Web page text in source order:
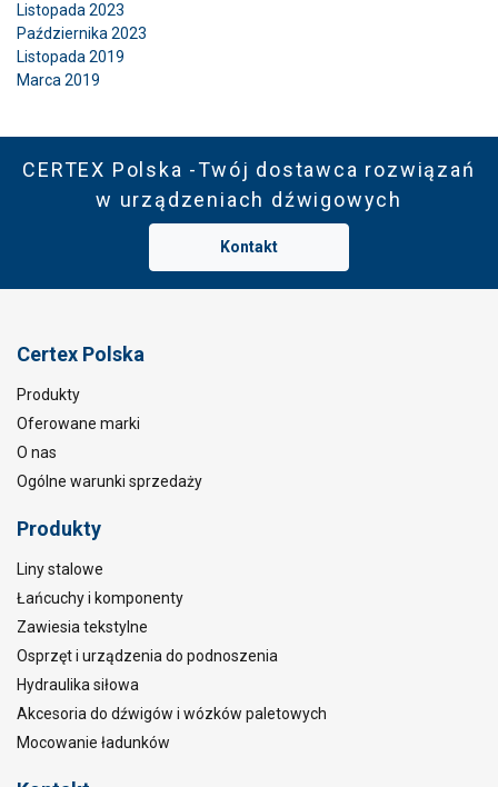
Listopada 2023
Października 2023
Listopada 2019
Marca 2019
CERTEX Polska -Twój dostawca rozwiązań
w urządzeniach dźwigowych
Kontakt
Certex Polska
Produkty
Oferowane marki
O nas
Ogólne warunki sprzedaży
Produkty
Liny stalowe
Łańcuchy i komponenty
Zawiesia tekstylne
Osprzęt i urządzenia do podnoszenia
Hydraulika siłowa
Akcesoria do dźwigów i wózków paletowych
Mocowanie ładunków